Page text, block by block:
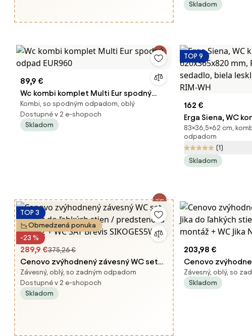
zatváraním, biela,
Skladom
89,9 €
Wc kombi komplet Multi Eur spodný
odpad EUR960
Kombi, so spodným odpadom, oblý
Dostupné v 2 e-shopoch
Skladom
TOP 9
162 €
Erga Siena, WC
620x365x820
sedadlo, biela
RIM-WH
83×36,5×62 cm,
odpadom
(1)
Skladom
TOP 3
Obmedzená ponuka
-23 %
289,9 €375,26 €
Cenovo zvýhodnený závesný WC set
Geberit do ľahkých stien /
predstenová montáž + WC SAT Brevis
SIKOGES5W0
Závesný, oblý, so zadným odpadom
Dostupné v 2 e-shopoch
Skladom
203,98 €
Cenovo
Jika do ľahkých
montáž + WC Jika
Závesný, oblý, so
Skladom